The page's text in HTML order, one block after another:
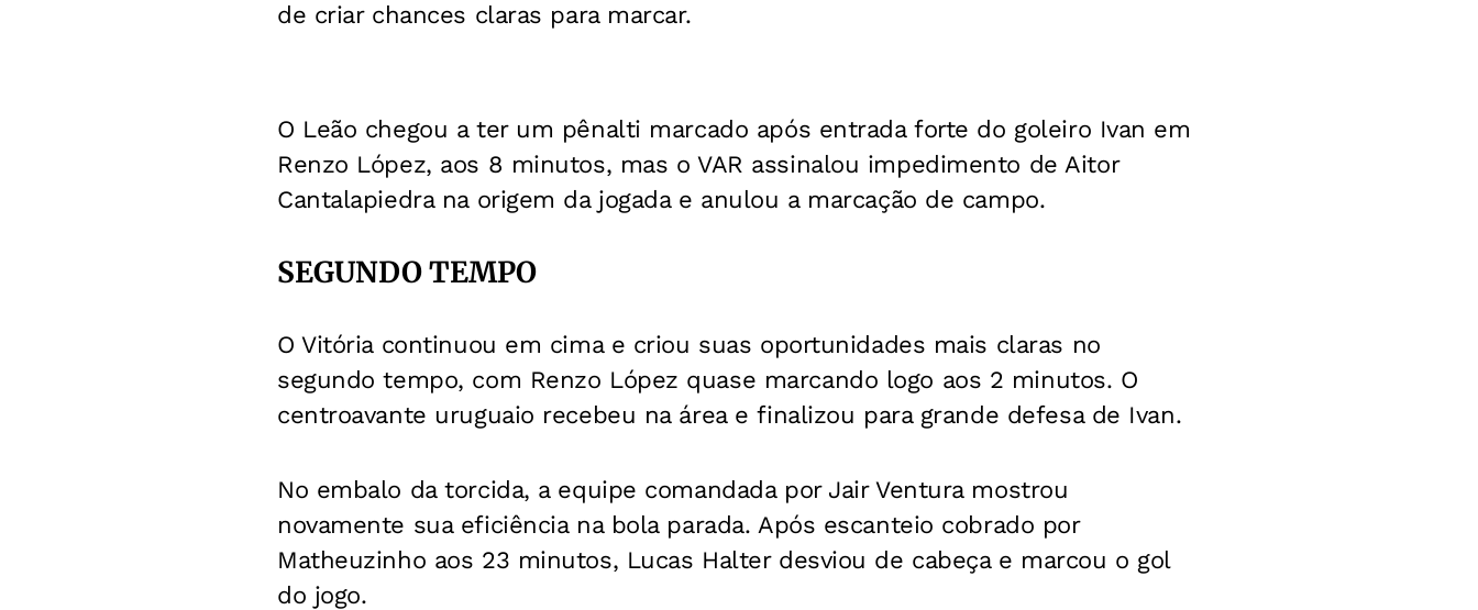
de criar chances claras para marcar.
O Leão chegou a ter um pênalti marcado após entrada forte do goleiro Ivan em
Renzo López, aos 8 minutos, mas o VAR assinalou impedimento de Aitor
Cantalapiedra na origem da jogada e anulou a marcação de campo.
SEGUNDO TEMPO
O Vitória continuou em cima e criou suas oportunidades mais claras no
segundo tempo, com Renzo López quase marcando logo aos 2 minutos. O
centroavante uruguaio recebeu na área e finalizou para grande defesa de Ivan.
No embalo da torcida, a equipe comandada por Jair Ventura mostrou
novamente sua eficiência na bola parada. Após escanteio cobrado por
Matheuzinho aos 23 minutos, Lucas Halter desviou de cabeça e marcou o gol
do jogo.